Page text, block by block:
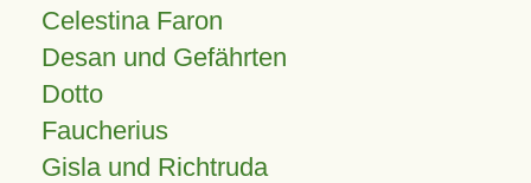
Celestina Faron
Desan und Gefährten
Dotto
Faucherius
Gisla und Richtruda